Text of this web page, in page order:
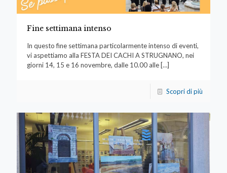
Fine settimana intenso
In questo fine settimana particolarmente intenso di eventi,
vi aspettiamo alla FESTA DEI CACHI A STRUGNANO, nei
giorni 14, 15 e 16 novembre, dalle 10.00 alle […]
Scopri di più